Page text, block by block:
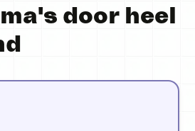
door heel